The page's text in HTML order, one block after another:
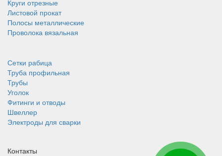
Круги отрезные
Листовой прокат
Полосы металлические
Проволока вязальная
Сетки рабица
Труба профильная
Трубы
Уголок
Фитинги и отводы
Швеллер
Электроды для сварки
Контакты